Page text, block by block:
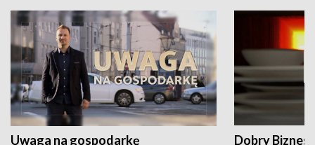
Uwaga na gospodarkę Dobry Biznes